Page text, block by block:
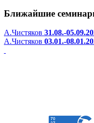
Ближайшие
А.Чистяков 31.08.-
А.Чистяков 03.01.-